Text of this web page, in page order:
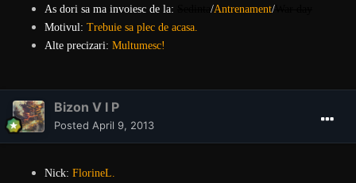
As dori sa ma invoiesc de la:
/Antrenament/
Motivul: Trebuie sa plec de acasa.
Alte precizari: Multumesc!
Bizon V I P
Posted April 9, 2013
Nick: FlorineL.